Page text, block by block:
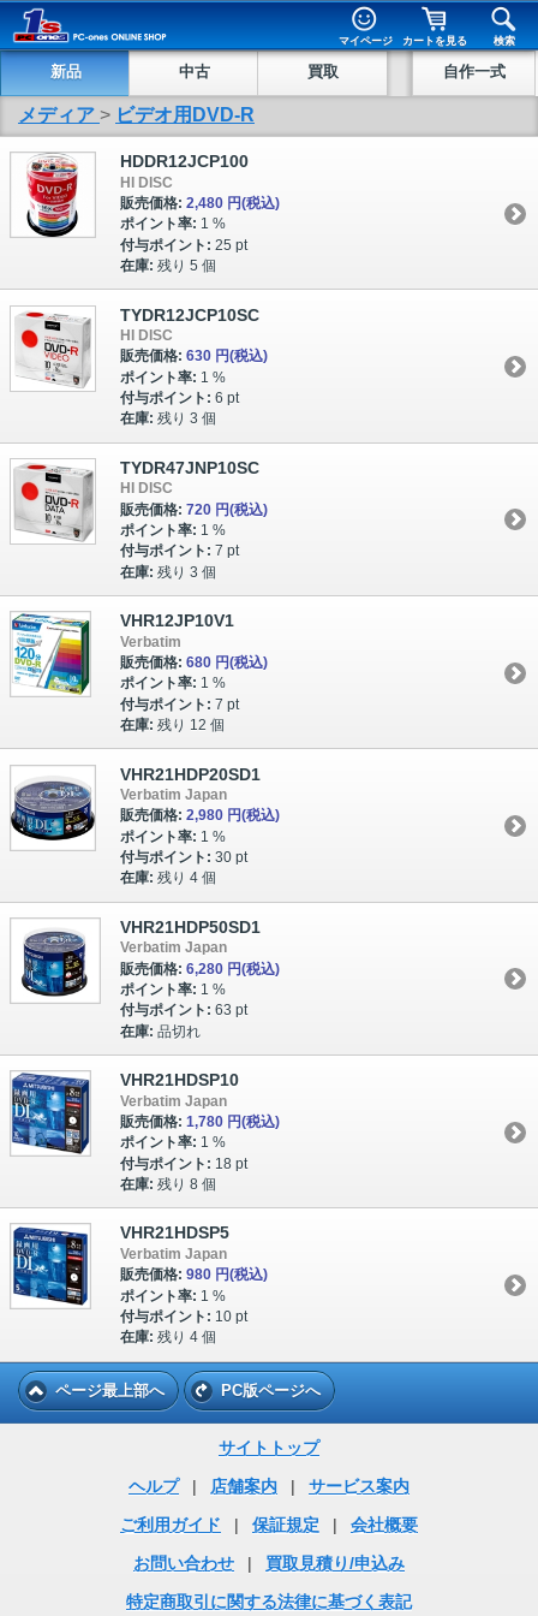
マイページ カートを見る 検索
新品 中古 買取 自作一式
メディア > ビデオ用DVD-R
HDDR12JCP100
HI DISC
販売価格: 2,480 円(税込)
ポイント率: 1 %
付与ポイント: 25 pt
在庫: 残り 5 個
TYDR12JCP10SC
HI DISC
販売価格: 630 円(税込)
ポイント率: 1 %
付与ポイント: 6 pt
在庫: 残り 3 個
TYDR47JNP10SC
HI DISC
販売価格: 720 円(税込)
ポイント率: 1 %
付与ポイント: 7 pt
在庫: 残り 3 個
VHR12JP10V1
Verbatim
販売価格: 680 円(税込)
ポイント率: 1 %
付与ポイント: 7 pt
在庫: 残り 12 個
VHR21HDP20SD1
Verbatim Japan
販売価格: 2,980 円(税込)
ポイント率: 1 %
付与ポイント: 30 pt
在庫: 残り 4 個
VHR21HDP50SD1
Verbatim Japan
販売価格: 6,280 円(税込)
ポイント率: 1 %
付与ポイント: 63 pt
在庫: 品切れ
VHR21HDSP10
Verbatim Japan
販売価格: 1,780 円(税込)
ポイント率: 1 %
付与ポイント: 18 pt
在庫: 残り 8 個
VHR21HDSP5
Verbatim Japan
販売価格: 980 円(税込)
ポイント率: 1 %
付与ポイント: 10 pt
在庫: 残り 4 個
ページ最上部へ PC版ページへ
サイトトップ
ヘルプ
| 店舗案内 |
サービス案内
ご利用ガイド
| 保証規定 |
会社概要
お問い合わせ
|
買取見積り/申込み
特定商取引に関する法律に基づく表記